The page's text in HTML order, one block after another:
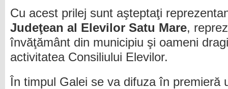
Cu acest prilej sunt aşteptaţi
Judeţean al Elevilor Satu Mare,
învăţământ din municipiu şi oameni
activitatea Consiliului Elevilor.
În timpul Galei se va difuza în premieră